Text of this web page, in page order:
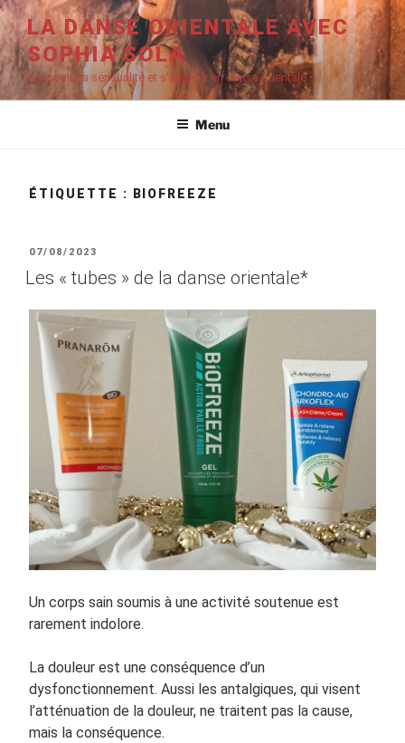
Aller
au
contenu
principal
LA DANSE ORIENTALE AVEC
SOPHIA SOLA
Epanouir sa sensualité et s'amuser en danse orientale
Menu
ÉTIQUETTE : BIOFREEZE
PUBLIÉ
LE
07/08/2023
Les « tubes » de la danse orientale*
Un corps sain soumis à une activité soutenue est
rarement indolore.
La douleur est une conséquence d’un
dysfonctionnement. Aussi les antalgiques, qui visent
l’atténuation de la douleur, ne traitent pas la cause,
mais la conséquence.